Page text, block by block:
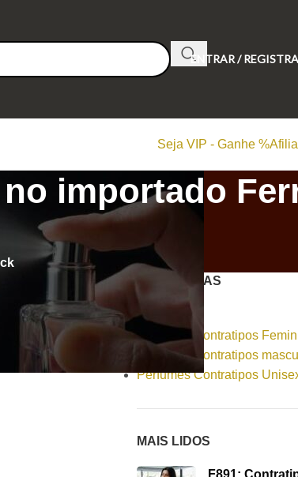
ENTRAR /
Seja VIP - Ganhe %
importado
CATEGORIAS
Dicas
Perfumes Contratipos
Perfumes Contratipos
Perfumes Contratipos
MAIS LIDOS
F891: